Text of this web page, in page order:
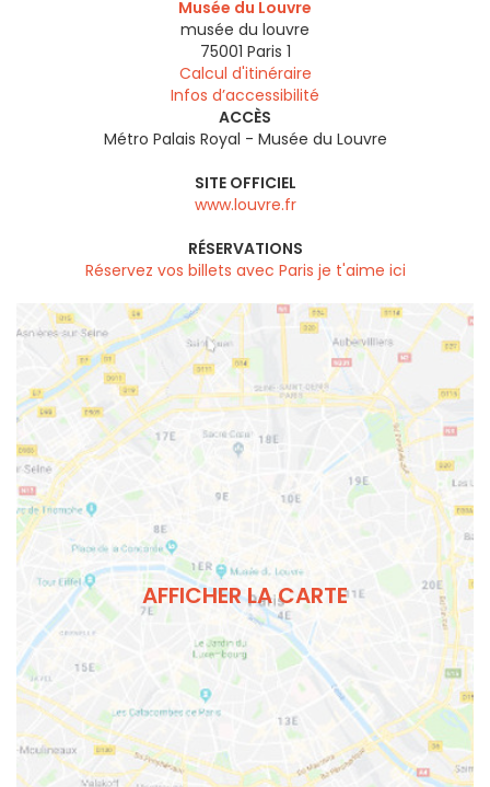
Musée du Louvre
musée du louvre
75001 Paris 1
Calcul d'itinéraire
Infos d’accessibilité
ACCÈS
Métro Palais Royal - Musée du Louvre
SITE OFFICIEL
www.louvre.fr
RÉSERVATIONS
Réservez vos billets avec Paris je t'aime ici
AFFICHER LA CARTE